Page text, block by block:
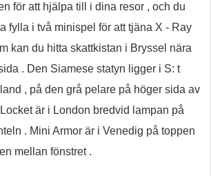
för att hjälpa till i dina resor , och du
fylla i två minispel för att tjäna X - Ray
kan du hitta skattkistan i Bryssel nära
. Den Siamese statyn ligger i S: t
, på den grå pelare på höger sida av
är i London bredvid lampan på
. Mini Armor är i Venedig på toppen
mellan fönstret .